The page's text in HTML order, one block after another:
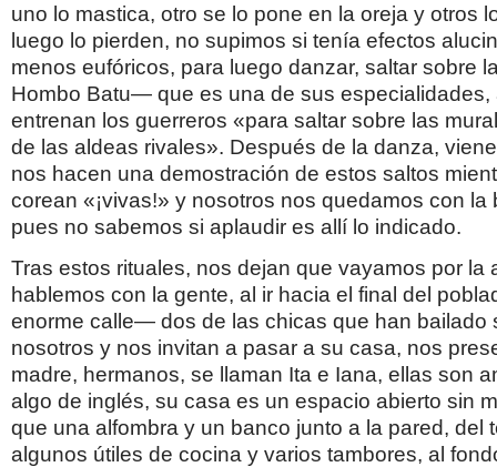
uno lo mastica, otro se lo pone en la oreja y otros
luego lo pierden, no supimos si tenía efectos
menos eufóricos, para luego danzar, saltar sobre
Hombo Batu— que es una de sus especialidades,
entrenan los guerreros «para saltar sobre las
de las aldeas rivales». Después de la danza,
nos hacen una demostración de estos saltos
corean «¡vivas!» y nosotros nos quedamos con la
pues no sabemos si aplaudir es allí lo indicado.
Tras estos rituales, nos dejan que vayamos por la
hablemos con la gente, al ir hacia el final del
enorme calle— dos de las chicas que han bailado
nosotros y nos invitan a pasar a su casa, nos
madre, hermanos, se llaman Ita e Iana, ellas son
algo de inglés, su casa es un espacio abierto sin
que una alfombra y un banco junto a la pared, del
algunos útiles de cocina y varios tambores, al